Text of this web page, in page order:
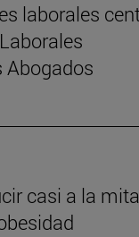
laborales
Abogados
casi a la